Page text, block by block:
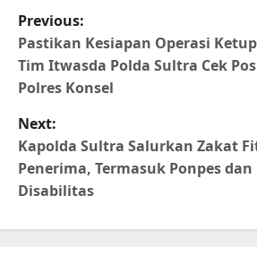
Previous:
Pastikan Kesiapan Operasi
Tim Itwasda Polda Sultra Cek
Polres Konsel
Next:
Kapolda Sultra Salurkan Zakat
Penerima, Termasuk Ponpes
Disabilitas